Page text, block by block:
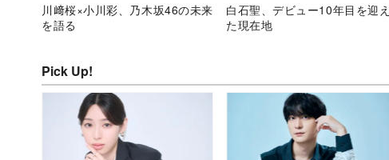
川﨑桜×小川彩、乃木坂46の未来
を語る
白石聖、デビュー10年目を迎え
た現在地
Pick Up!